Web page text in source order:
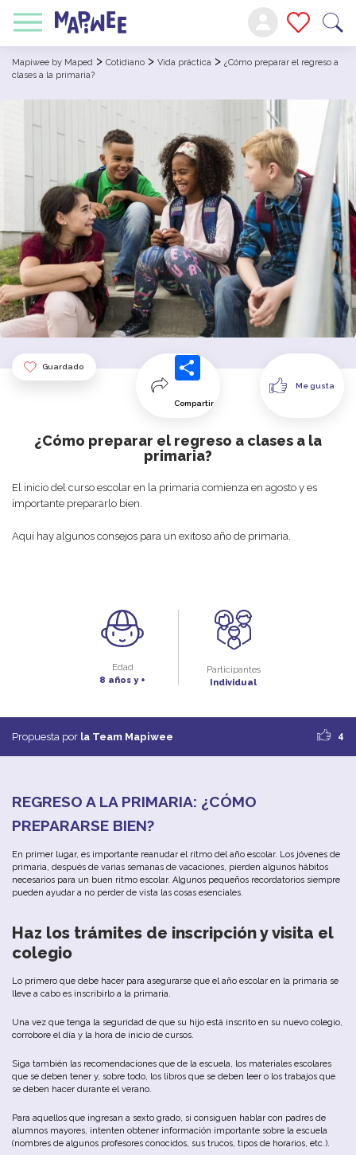
Mapiwee by Maped > Cotidiano > Vida práctica > ¿Cómo preparar el regreso a
clases a la primaria?
Guardado
Compartir
Me gusta
¿Cómo preparar el regreso a clases a la
primaria?
El inicio del curso escolar en la primaria comienza en agosto y es
importante prepararlo bien
Aquí hay algunos consejos para un exitoso año de primaria
Edad
8 años y +
Participantes
Individual
Propuesta por la Team Mapiwee 4
REGRESO A LA PRIMARIA: ¿CÓMO
PREPARARSE BIEN?
En primer lugar, es importante reanudar el ritmo del año escolar. Los jóvenes de
primaria, después de varias semanas de vacaciones, pierden algunos hábitos
necesarios para un buen ritmo escolar. Algunos pequeños recordatorios siempre
pueden ayudar a no perder de vista las cosas esenciales.
Haz los trámites de inscripciónyvisita el
colegio
Lo primero que debe hacer para asegurarse que el año escolar en la primaria se
lleve a cabo es inscribirlo a la primaria.
Una vez que tenga la seguridad de que su hijo está inscrito en su nuevo colegio,
corrobore el día y la hora de inicio de cursos.
Siga también las recomendaciones que de la escuela, los materiales escolares
que se deben tener y, sobre todo, los libros que se deben leer o los trabajos que
se deben hacer durante el verano.
Para aquellos que ingresan a sexto grado, si consiguen hablar con padres de
alumnos mayores, intenten obtener información importante sobre la escuela
(nombres de algunos profesores conocidos, sus trucos, tipos de horarios, etc.).